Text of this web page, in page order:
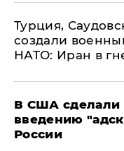
Турция,
создали
НАТО: Иран в
В США сделали
введению
России